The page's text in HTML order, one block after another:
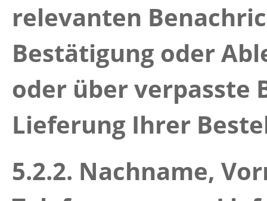
relevanten
Bestätigung oder
oder über verpasste
Lieferung Ihrer
5.2.2. Nachname,